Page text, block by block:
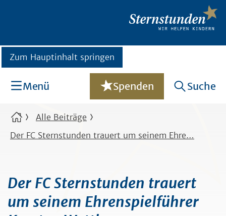
Zum Hauptinhalt springen
Menü Spenden Suche
Alle Beiträge
Der FC Sternstunden trauert um seinem Ehre…
Der FC Sternstunden trauert
um seinem Ehrenspielführer